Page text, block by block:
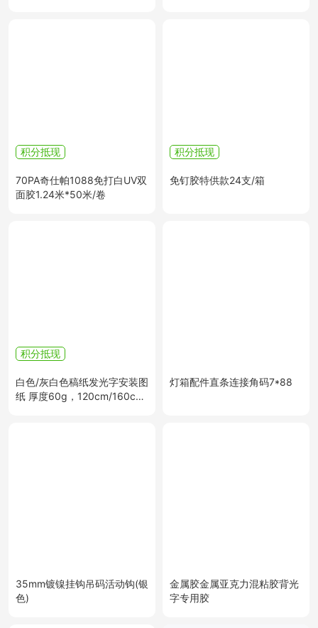
积分抵现
70PA奇仕帕1088免打白UV双
面胶1.24米*50米/卷
积分抵现
免钉胶特供款24支/箱
积分抵现
白色/灰白色稿纸发光字安装图
纸 厚度60g，120cm/160cm
灯箱配件直条连接角码7*88
35mm镀镍挂钩吊码活动钩(银
色)
金属胶金属亚克力混粘胶背光
字专用胶